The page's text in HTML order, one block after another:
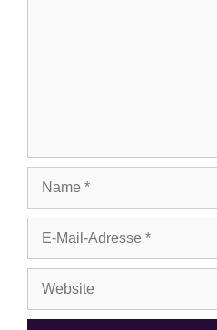
Adresse